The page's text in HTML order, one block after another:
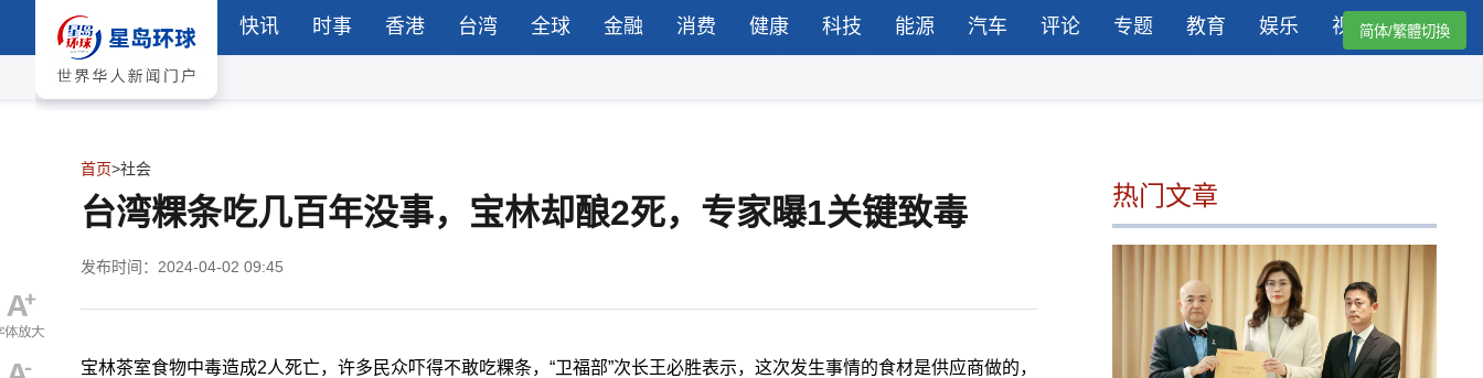
快讯 时事 香港 台湾 全球 金融 消费 健康 科技 能源 汽车 评论 专题 教育 娱乐 视频简体/繁體切換
首页>社会
台湾粿条吃几百年没事，宝林却酿2死，专家曝1关键致毒
发布时间：2024-04-02 09:45
宝林茶室食物中毒造成2人死亡，许多民众吓得不敢吃粿条，“卫福部”次长王必胜表示，这次发生事情的食材是供应商做的，
热门文章